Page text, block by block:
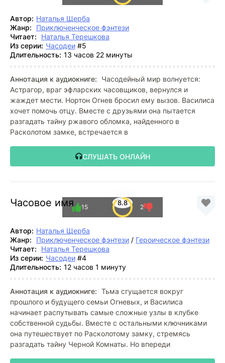
Автор: Наталья Щерба
Жанр:
Приключенческое фэнтези
Читает:
Наталья Терешкова
Из серии: Часодеи #5
Длительность: 13 часов 22 минуты
Аннотация к аудиокниге:
Часодейный мир волнуется:
Астрагор, враг эфларских часовщиков, вернулся и
жаждет мести. Нортон Огнев бросил ему вызов. Василиса
хочет помочь отцу. Вместе с друзьями она пытается
разгадать тайну ржавого обломка, найденного в
Расколотом замке, встречается в
СЛУШАТЬ ОНЛАЙН
Часовое имя 8.8
15 2
Автор: Наталья Щерба
Жанр:
Приключенческое фэнтези / Героическое фэнтези
Читает:
Наталья Терешкова
Из серии: Часодеи #4
Длительность: 12 часов 1 минуту
Аннотация к аудиокниге: Тьма сгущается вокруг
прошлого и будущего семьи Огневых, и Василиса
начинает распутывать самые сложные узлы в клубке
собственной судьбы. Вместе с остальными ключниками
она путешествует по Расколотому замку, стремясь
разгадать тайну Черной Комнаты. Но впереди